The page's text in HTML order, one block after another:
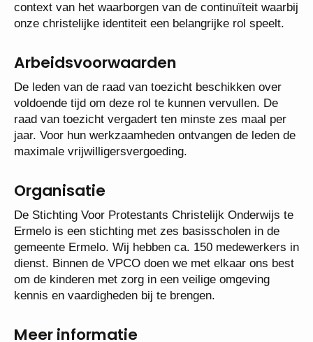
context van het waarborgen van de continuïteit waarbij
onze christelijke identiteit een belangrijke rol speelt.
Arbeidsvoorwaarden
De leden van de raad van toezicht beschikken over
voldoende tijd om deze rol te kunnen vervullen. De
raad van toezicht vergadert ten minste zes maal per
jaar. Voor hun werkzaamheden ontvangen de leden de
maximale vrijwilligersvergoeding.
Organisatie
De Stichting Voor Protestants Christelijk Onderwijs te
Ermelo is een stichting met zes basisscholen in de
gemeente Ermelo. Wij hebben ca. 150 medewerkers in
dienst. Binnen de VPCO doen we met elkaar ons best
om de kinderen met zorg in een veilige omgeving
kennis en vaardigheden bij te brengen.
Meer informatie